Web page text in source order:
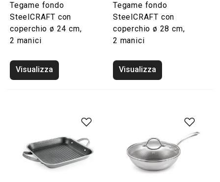
Tegame fondo
SteelCRAFT con
coperchio ø 24 cm,
2 manici
Visualizza
Tegame fondo
SteelCRAFT con
coperchio ø 28 cm,
2 manici
Visualizza